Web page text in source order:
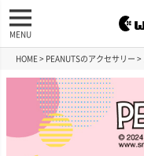
MENU
HOME PEANUTSのアクセサリー